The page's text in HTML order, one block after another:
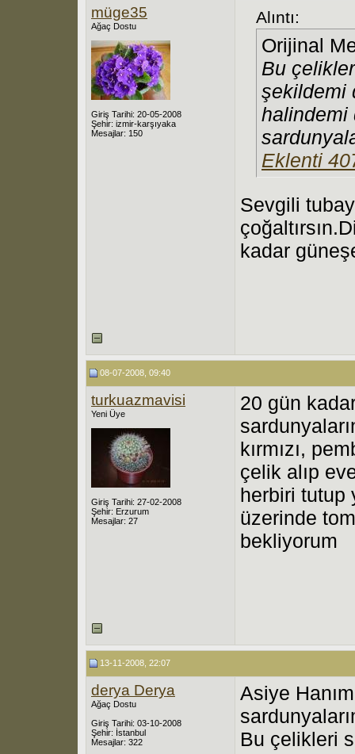
müge35
Ağaç Dostu
Giriş Tarihi: 20-05-2008
Şehir: izmir-karşıyaka
Mesajlar: 150
Alıntı:
Orijinal
Bu
şekildemi
halindemi
Eklenti
Sevgili
kadar
08-07-2008, 09:40
turkuazmavisi
Yeni Üye
Giriş Tarihi: 27-02-2008
Şehir: Erzurum
Mesajlar: 27
20 gün
kırmızı,
çelik alıp
herbiri tutup
üzerinde
bekliyorum
13-11-2008, 22:07
derya Derya
Ağaç Dostu
Giriş Tarihi: 03-10-2008
Şehir: İstanbul
Mesajlar: 322
Asiye
Bu çelikleri